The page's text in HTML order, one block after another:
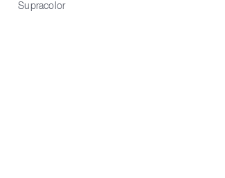
Supracolor